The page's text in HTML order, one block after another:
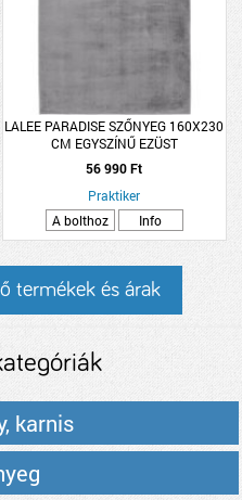
LALEE PARADISE SZŐNYEG 160X230
CM EGYSZÍNŰ EZÜST
56 990 Ft
Praktiker
A bolthoz
Info
termékek és árak
karnis